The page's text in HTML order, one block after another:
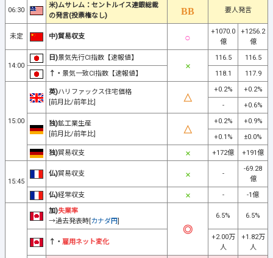
06:30
米)ムサレム：セントルイス連銀総裁
の発言(投票権なし)
要人発言
未定 中)貿易収支
+1070.0
億
+1256.2
億
14:00
日)景気先行CI指数【速報値】 116.5
116.5
↑・ 景気一致CI指数【速報値】 118.1 117.9
15:00
英)ハリファックス住宅価格
[前月比/前年比]
+0.2%
+0.2%
-
+0.6%
独)鉱工業生産
[前月比/前年比]
+0.2%
+0.9%
+0.1%
±0.0%
独)貿易収支 +172億 +191億
15:45
仏)貿易収支 -
-69.28
億
仏)経常収支 - -1億
加)失業率
→過去発表時[カナダ円]
6.5% 6.5%
↑・ 雇用ネット変化
+2.00万
人
+1.82万
人